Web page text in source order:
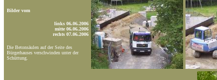
Bilder vom
links 06.06.2006
mitte 06.06.2006
rechts 07.06.2006
Die Betonsäulen auf der Seite des
Bürgerhauses verschwinden unter der
Schüttung.